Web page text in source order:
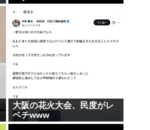
大阪の花火大会、民度がレ
ベチwww